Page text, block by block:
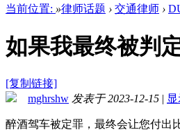
当前位置: »律师话题 › 交通律师 ›
如果我最终被判
[复制链接]
mghrshw 发表于 2023-12-15 |
醉酒驾车被定罪，最终会让您付出